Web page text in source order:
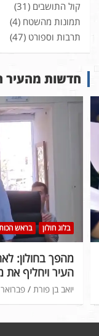
קול התושבים (31)
תמונות מהשטח (4)
תרבות וספורט (47)
חדשות מהעיר
בלוג חולון בראש
העיר ויחליף את
פברואר 28, 2024 יואב בן פורת